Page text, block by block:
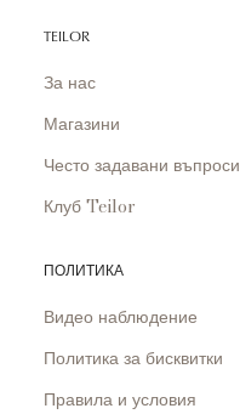
TEILOR
За нас
Магазини
Често задавани въпроси
Клуб Teilor
ПОЛИТИКА
Видео наблюдение
Политика за бисквитки
Правила и условия